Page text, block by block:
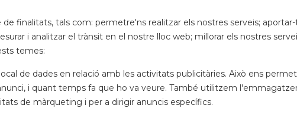
finalitats, tals com: permetre'ns realitzar els nostres serveis;
i analitzar el trànsit en el nostre lloc web; millorar els nostres
temes:
de dades en relació amb les activitats publicitàries. Això ens
i quant temps fa que ho va veure. També utilitzem
de màrqueting i per a dirigir anuncis específics.